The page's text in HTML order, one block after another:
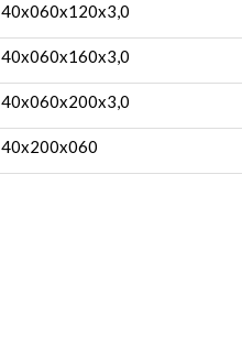
40x060x120x3,0
40x060x160x3,0
40x060x200x3,0
40x200x060